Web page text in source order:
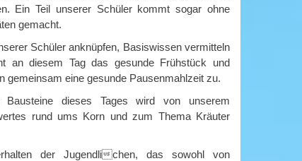
Ein Teil unserer Schüler kommt sogar ohne
gemacht.
Schüler anknüpfen, Basiswissen vermitteln
an diesem Tag das gesunde Frühstück und
gemeinsam eine gesunde Pausenmahlzeit zu.
dieses Tages wird von unserem
rund ums Korn und zum Thema Kräuter
der Jugendlichen, das sowohl von